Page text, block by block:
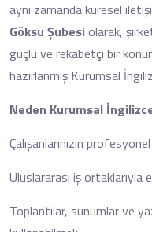
aynı zamanda küresel
Göksu Şubesiolarak,
güçlü ve rekabetçi bir
hazırlanmış Kurumsal
Neden Kurumsal
Çalışanlarınızın
Uluslararası iş
Toplantılar, sunumlar ve